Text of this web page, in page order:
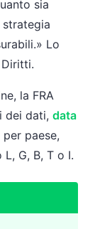
sia
strategia
Lo
la FRA
dei dati, data
paese,
G, B, T o I.